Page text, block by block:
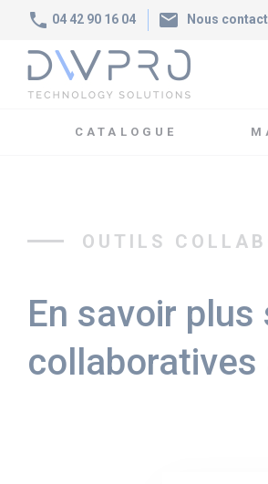
phone 04 42 90 16 04 mail Nous
CATALOGUE
OUTILS
En savoir
collaboratives